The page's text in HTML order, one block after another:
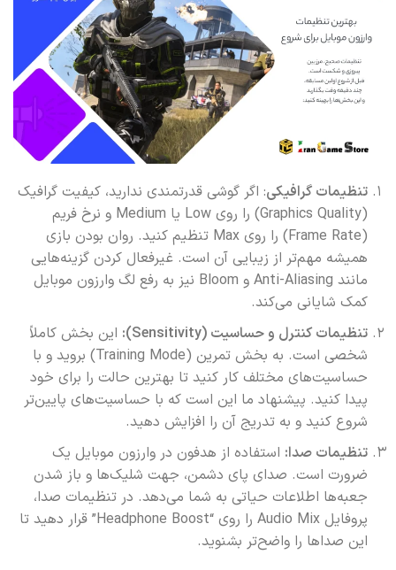
تنظیمات گرافیکی: اگر گوشی قدرتمندی ندارید، کیفیت گرافیک
(Graphics Quality) را روی Low یا Medium و نرخ فریم
(Frame Rate) را روی Max تنظیم کنید. روان بودن بازی
همیشه مهم‌تر از زیبایی آن است. غیرفعال کردن گزینه‌هایی
مانند Anti-Aliasing و Bloom نیز به رفع لگ وارزون موبایل
کمک شایانی می‌کند.
تنظیمات کنترل و حساسیت (Sensitivity):
این بخش کاملاً
شخصی است. به بخش تمرین (Training Mode) بروید و با
حساسیت‌های مختلف کار کنید تا بهترین حالت را برای خود
پیدا کنید. پیشنهاد ما این است که با حساسیت‌های پایین‌تر
شروع کنید و به تدریج آن را افزایش دهید.
تنظیمات صدا: استفاده از هدفون در وارزون موبایل یک
ضرورت است. صدای پای دشمن، جهت شلیک‌ها و باز شدن
جعبه‌ها اطلاعات حیاتی به شما می‌دهد. در تنظیمات صدا،
پروفایل Audio Mix را روی “Headphone Boost” قرار دهید تا
این صداها را واضح‌تر بشنوید.